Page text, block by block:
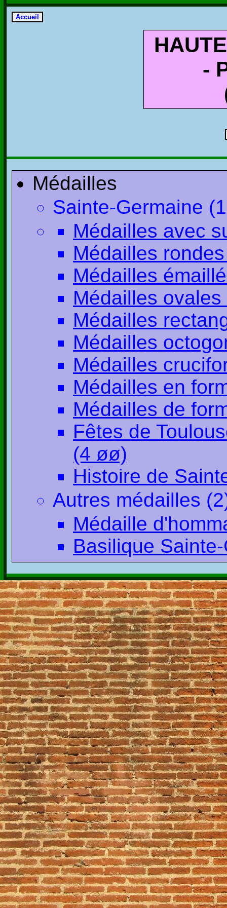
-
Médailles
Sainte-Germaine
Médailles avec
Médailles
Médailles
Médailles ovales
Médailles
Médailles
Médailles
Médailles en
Médailles de
Fêtes de
(4 øø)
Histoire de
Autres médailles
Médaille
Basilique